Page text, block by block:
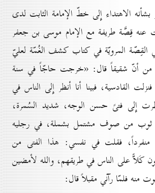
الاهتداء إِلى خطّ الإمامة الثابت لدى
عنه قِصَّة طريفة مع الإمام موسى بن جعفر
القِصّة المرويّة في كتاب كشف الغُمّة لعليّ
من أنّ شقيقاً قال: «خرجت حاجّاً في سنة
القادسية، فبينا أنا أنظر إِلى الناس في
إِلى فتىً حسن الوجه، شديد السُمرة،
ثوب من صوف مشتمل بشملة، في رجليه
فقلت في نفسي: هذا الفتى من
كَلاًّ على الناس في طريقهم، والله لأمضين
منه فلمّا رآني مقبلاً قال: